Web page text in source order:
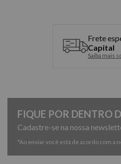
Frete
Capital
Saiba mais
FIQUE POR DENTRO
Cadastre-se na nossa
*Ao enviar você está de acordo com a